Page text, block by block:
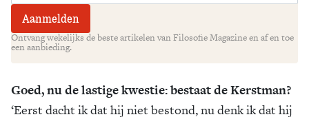
Ontvang wekelijks de beste artikelen van Filosofie Magazine en af en toe
een aanbieding.
Goed, nu de lastige kwestie: bestaat de Kerstman?
‘Eerst dacht ik dat hij niet bestond, nu denk ik dat hij